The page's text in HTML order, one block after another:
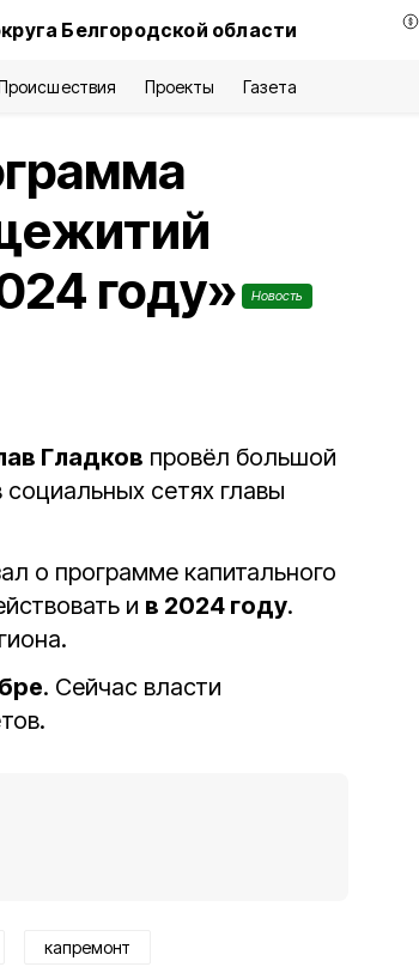
Белгородской области
Проекты Газета
году»
Новость
Гладков провёл большой
сетях главы
о программе капитального
и в 2024 году.
. Сейчас власти
капремонт